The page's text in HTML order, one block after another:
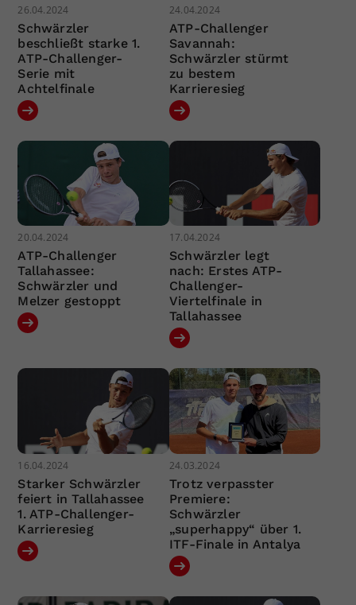
26.04.2024
Schwärzler
beschließt starke 1.
ATP-Challenger-
Serie mit
Achtelfinale
24.04.2024
ATP-Challenger
Savannah:
Schwärzler stürmt
zu bestem
Karrieresieg
20.04.2024
ATP-Challenger
Tallahassee:
Schwärzler und
Melzer gestoppt
17.04.2024
Schwärzler legt
nach: Erstes ATP-
Challenger-
Viertelfinale in
Tallahassee
16.04.2024
Starker Schwärzler
feiert in Tallahassee
1. ATP-Challenger-
Karrieresieg
24.03.2024
Trotz verpasster
Premiere:
Schwärzler
„superhappy“ über 1.
ITF-Finale in Antalya